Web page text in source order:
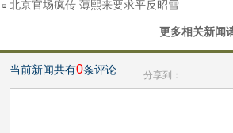
北京官场疯传 薄熙来要求平反昭雪
更多相关新闻
当前新闻共有0条评论 分享到：